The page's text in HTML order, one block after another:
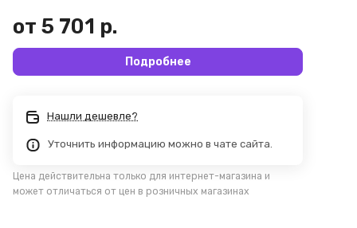
от 5 701 р.
Подробнее
Нашли дешевле?
Уточнить информацию можно в чате сайта.
Цена действительна только для интернет-магазина и
может отличаться от цен в розничных магазинах